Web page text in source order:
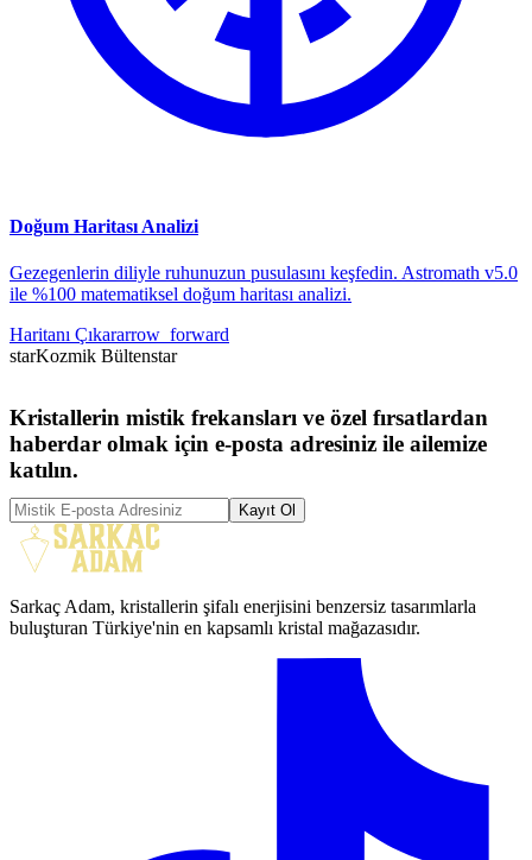
Doğum Haritası Analizi
Gezegenlerin diliyle ruhunuzun pusulasını keşfedin. Astromath v5.0
ile %100 matematiksel doğum haritası analizi.
Haritanı Çıkararrow_forward
starKozmik Bültenstar
Kristallerin mistik frekansları ve özel fırsatlardan
haberdar olmak için e-posta adresiniz ile ailemize
katılın.
Kayıt Ol
Sarkaç Adam, kristallerin şifalı enerjisini benzersiz tasarımlarla
buluşturan Türkiye'nin en kapsamlı kristal mağazasıdır.